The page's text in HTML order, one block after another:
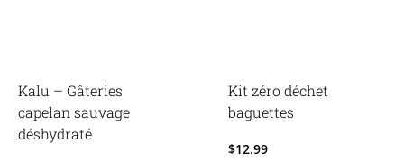
Kalu – Gâteries
capelan sauvage
déshydraté
Kit zéro déchet
baguettes
$12.99